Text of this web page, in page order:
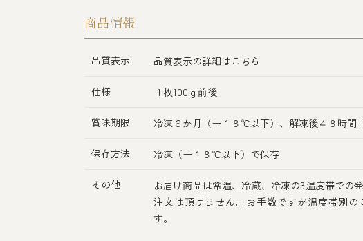
商品情報
品質表示 品質表示の詳細はこちら
仕様 １枚100ｇ前後
賞味期限 冷凍６か月（ー１８℃以下）、解凍後４８時間
保存方法 冷凍（ー１８℃以下）で保存
その他
お届け商品は常温、冷蔵、冷凍の3温度帯での
注文は頂けません。お手数ですが温度帯別の
す。